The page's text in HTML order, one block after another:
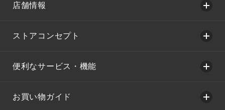
店舗情報
ストアコンセプト
便利なサービス・機能
お買い物ガイド